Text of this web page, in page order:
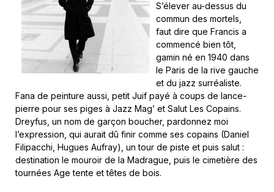
S’élever au-dessus du
commun des mortels,
faut dire que Francis a
commencé bien tôt,
gamin né en 1940 dans
le Paris de la rive gauche
et du jazz surréaliste.
Fana de peinture aussi, petit Juif payé à coups de lance-
pierre pour ses piges à Jazz Mag’ et Salut Les Copains.
Dreyfus, un nom de garçon boucher, pardonnez moi
l’expression, qui aurait dû finir comme ses copains (Daniel
Filipacchi, Hugues Aufray), un tour de piste et puis salut :
destination le mouroir de la Madrague, puis le cimetière des
tournées Age tente et têtes de bois.